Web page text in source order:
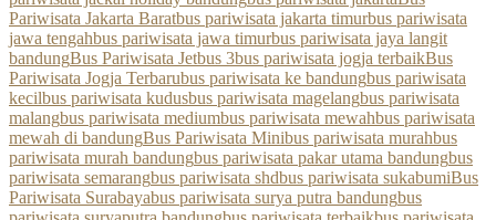
Pariwisata Jakarta Baratbus pariwisata jakarta timurbus pariwisata
jawa tengahbus pariwisata jawa timurbus pariwisata jaya langit
bandungBus Pariwisata Jetbus 3bus pariwisata jogja terbaikBus
Pariwisata Jogja Terbarubus pariwisata ke bandungbus pariwisata
kecilbus pariwisata kudusbus pariwisata magelangbus pariwisata
malangbus pariwisata mediumbus pariwisata mewahbus pariwisata
mewah di bandungBus Pariwisata Minibus pariwisata murahbus
pariwisata murah bandungbus pariwisata pakar utama bandungbus
pariwisata semarangbus pariwisata shdbus pariwisata sukabumiBus
Pariwisata Surabayabus pariwisata surya putra bandungbus